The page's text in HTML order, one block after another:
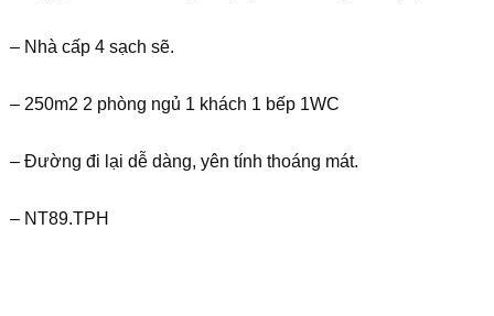
– Nhà cấp 4 sạch sẽ.
– 250m2 2 phòng ngủ 1 khách 1 bếp 1WC
– Đường đi lại dễ dàng, yên tính thoáng mát.
– NT89.TPH